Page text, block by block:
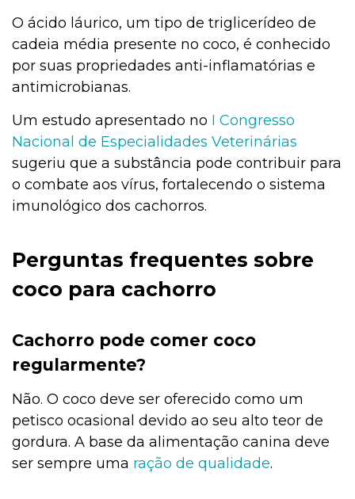
O ácido láurico, um tipo de triglicerídeo de
cadeia média presente no coco, é conhecido
por suas propriedades anti-inflamatórias e
antimicrobianas.
Um estudo apresentado no I Congresso
Nacional de Especialidades Veterinárias
sugeriu que a substância pode contribuir para
o combate aos vírus, fortalecendo o sistema
imunológico dos cachorros.
Perguntas frequentes sobre
coco para cachorro
Cachorro pode comer coco
regularmente?
Não. O coco deve ser oferecido como um
petisco ocasional devido ao seu alto teor de
gordura. A base da alimentação canina deve
ser sempre uma ração de qualidade.